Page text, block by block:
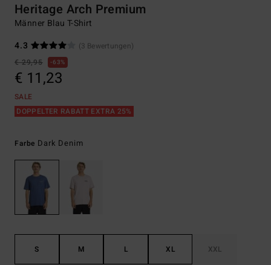
Heritage Arch Premium
Männer Blau T-Shirt
4.3
(3 Bewertungen)
€ 29,95
63%
€ 11,23
SALE
DOPPELTER RABATT EXTRA 25%
Farbe Dark Denim
S M L XL XXL